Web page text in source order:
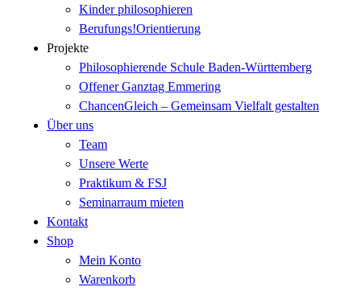
Kinder philosophieren
Berufungs!Orientierung
Projekte
Philosophierende Schule Baden-Württemberg
Offener Ganztag Emmering
ChancenGleich – Gemeinsam Vielfalt gestalten
Über uns
Team
Unsere Werte
Praktikum & FSJ
Seminarraum mieten
Kontakt
Shop
Mein Konto
Warenkorb